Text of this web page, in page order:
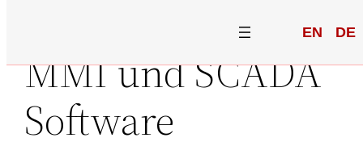
EN DE
MMI und SCADA
Software